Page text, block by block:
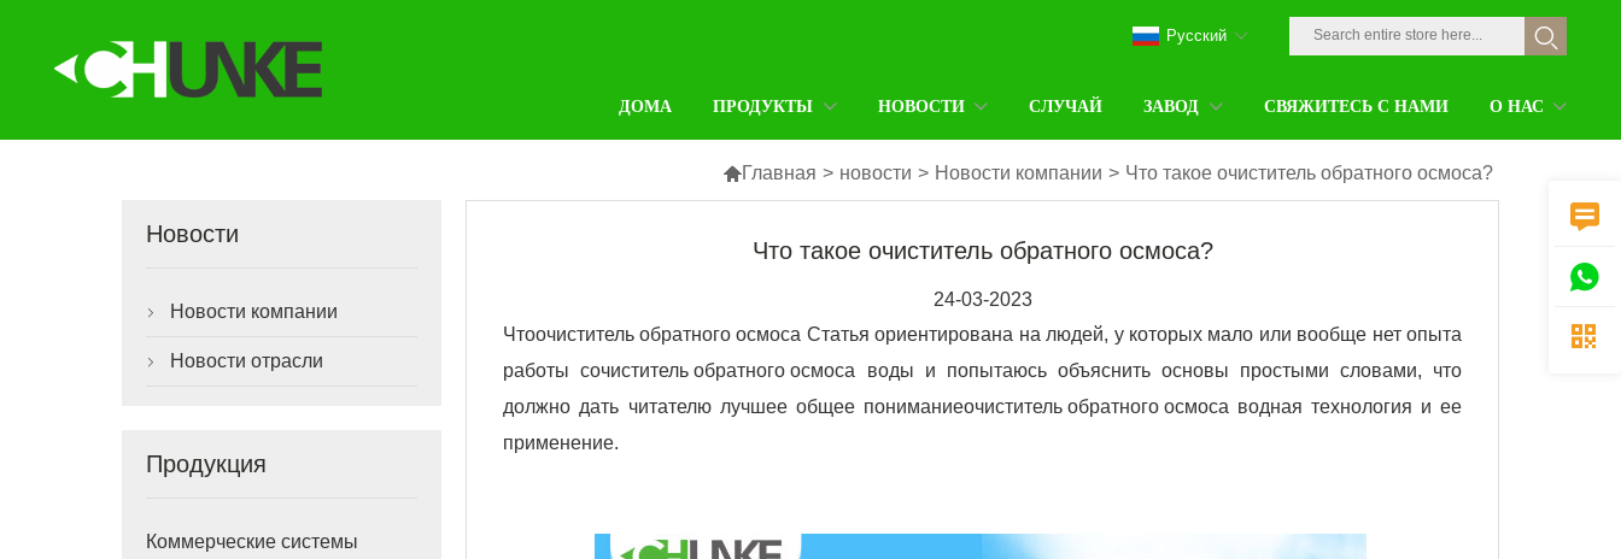
ДОМА ПРОДУКТЫ НОВОСТИ СЛУЧАЙ ЗАВОД СВЯЖИТЕСЬ С НАМИ О НАС
Pусский
Главная > новости > Новости компании > Что такое очиститель обратного осмоса?
Новости
 Новости компании
 Новости отрасли
Продукция
Коммерческие системы
Что такое очиститель обратного осмоса?
24-03-2023
Чтоочиститель обратного осмоса Статья ориентирована на людей, у которых мало или вообще нет опыта
работы сочиститель обратного осмоса воды и попытаюсь объяснить основы простыми словами, что
должно дать читателю лучшее общее пониманиеочиститель обратного осмоса водная технология и ее
применение.


